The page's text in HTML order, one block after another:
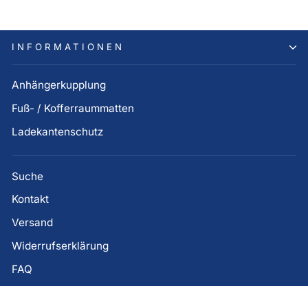
INFORMATIONEN
Anhängerkupplung
Fuß- / Kofferraummatten
Ladekantenschutz
Suche
Kontakt
Versand
Widerrufserklärung
FAQ